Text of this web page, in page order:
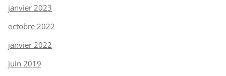
janvier 2023
octobre 2022
janvier 2022
juin 2019